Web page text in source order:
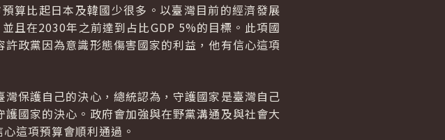
算比起日本及韓國少很多。以臺灣目前的經濟發展
且在2030年之前達到占比GDP 5%的目標。此項國
政黨因為意識形態傷害國家的利益，他有信心這項
保護自己的決心，總統認為，守護國家是臺灣自己
國家的決心。政府會加強與在野黨溝通及與社會大
這項預算會順利通過。